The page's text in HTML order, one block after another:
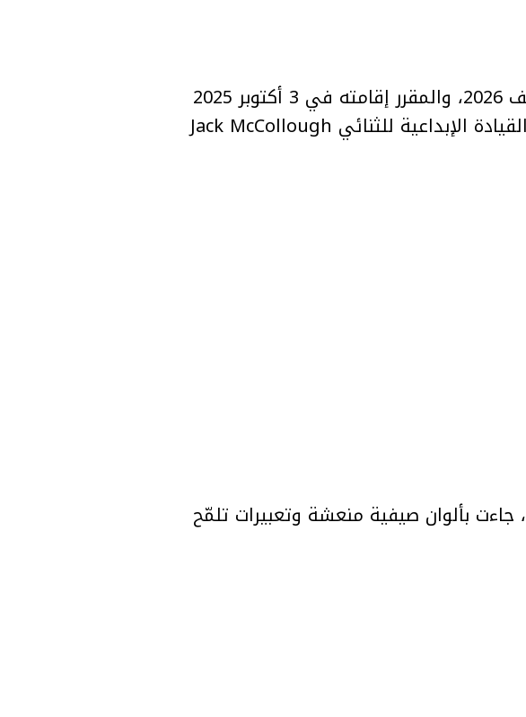
أعلنت دار LOEWE عن موعد عرض أزيائها النسائي لموسم ربيع/صيف 2026، والمقرر إقامته في 3 أكتوبر 2025
عند الساعة 11:30 صباحًا في باريس. ويُعد هذا العرض الأول تحت القيادة الإبداعية للثنائي Jack McCollough
وقبيل العرض، كُشفت سلسلة صور بعدسة المصوّرة Talia Chetrit، جاءت بألوان صيفية منعشة وتعبيرات تلمّح